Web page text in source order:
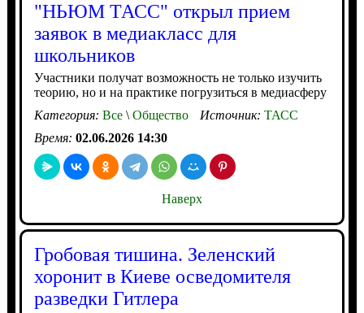
"НЬЮМ ТАСС" открыл прием
заявок в медиакласс для
школьников
Участники получат возможность не только изучить
теорию, но и на практике погрузиться в медиасферу
Категория: Все\Общество Источник: ТАСС
Время: 02.06.2026 14:30
Наверх
Гробовая тишина. Зеленский
хоронит в Киеве осведомителя
разведки Гитлера